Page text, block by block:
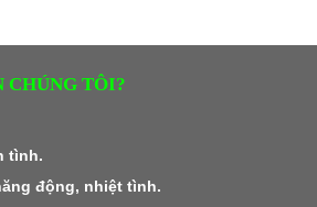
CHÚNG TÔI?
tình.
động, nhiệt tình.